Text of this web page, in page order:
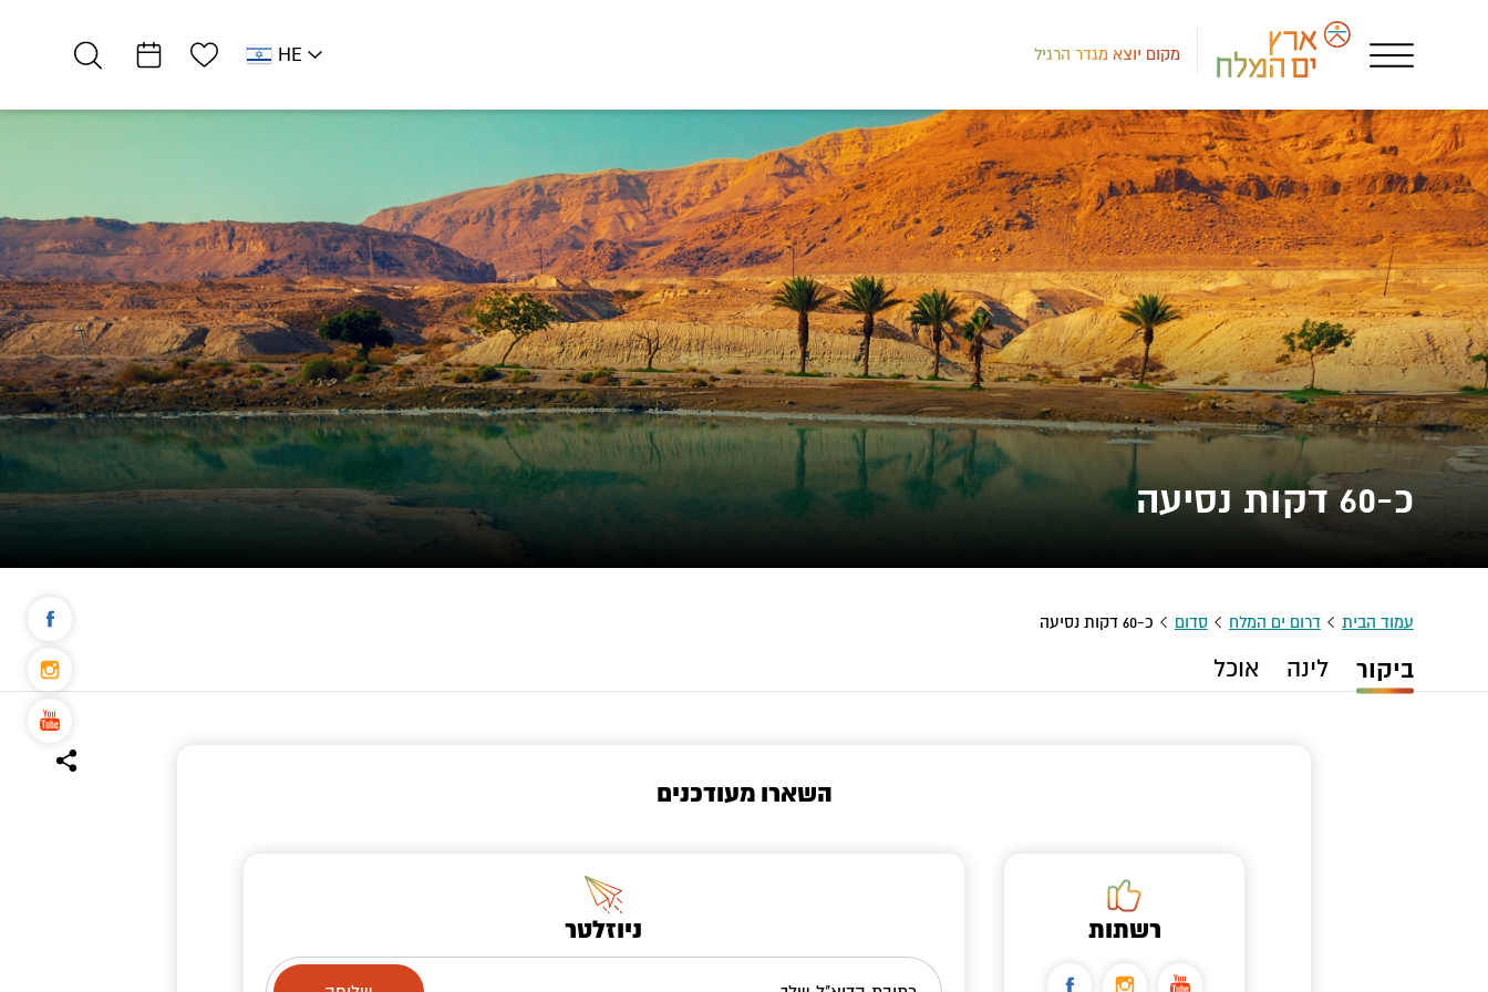
מקום יוצא מגדר הרגיל
HE
רשימת מועדפים
כ-60 דקות נסיעה
עמוד הבית דרום ים המלח סדום כ-60 דקות נסיעה
ביקור לינה אוכל
השארו מעודכנים
רשתות ניוזלטר
אטרקציות וסדנאות
תיירות והדרכה יוני…